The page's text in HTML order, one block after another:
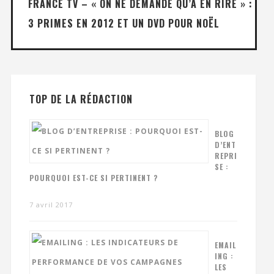
FRANCE TV – « ON NE DEMANDE QU’À EN RIRE » :
3 PRIMES EN 2012 ET UN DVD POUR NOËL
TOP DE LA RÉDACTION
BLOG
D’ENT
REPRI
SE :
POURQUOI EST-CE SI PERTINENT ?
7 avril 2017
EMAIL
ING :
LES